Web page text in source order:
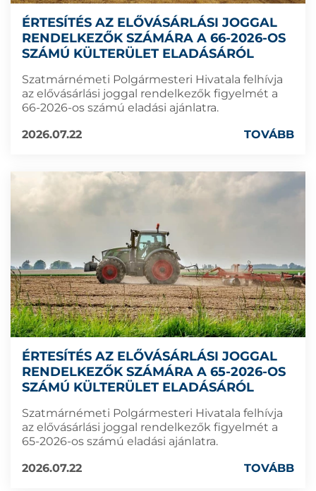
ÉRTESÍTÉS AZ ELŐVÁSÁRLÁSI JOGGAL
RENDELKEZŐK SZÁMÁRA A 66-2026-OS
SZÁMÚ KÜLTERÜLET ELADÁSÁRÓL
Szatmárnémeti Polgármesteri Hivatala felhívja
az elővásárlási joggal rendelkezők figyelmét a
66-2026-os számú eladási ajánlatra.
2026.07.22
TOVÁBB
ÉRTESÍTÉS AZ ELŐVÁSÁRLÁSI JOGGAL
RENDELKEZŐK SZÁMÁRA A 65-2026-OS
SZÁMÚ KÜLTERÜLET ELADÁSÁRÓL
Szatmárnémeti Polgármesteri Hivatala felhívja
az elővásárlási joggal rendelkezők figyelmét a
65-2026-os számú eladási ajánlatra.
2026.07.22
TOVÁBB